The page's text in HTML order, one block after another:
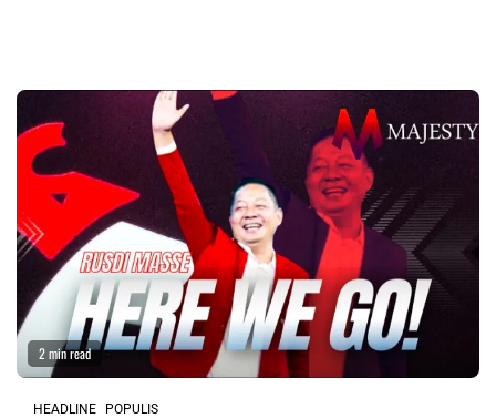
2 min read
HEADLINE POPULIS